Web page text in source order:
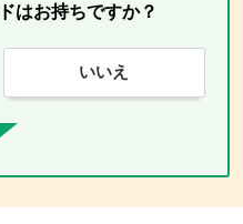
はお持ちですか？
いいえ